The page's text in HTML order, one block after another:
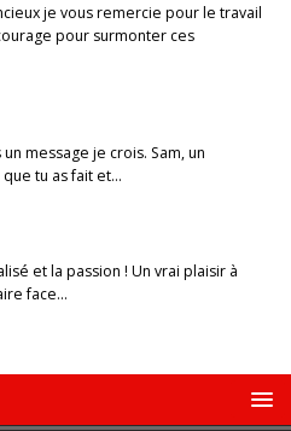
je vous remercie pour le travail
pour surmonter ces
message je crois. Sam, un
que tu as fait et…
et la passion ! Un vrai plaisir à
face…